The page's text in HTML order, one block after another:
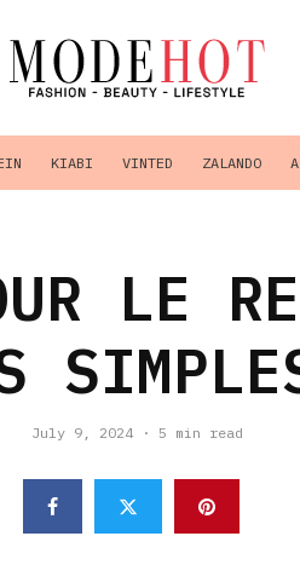
KIABI VINTED ZALANDO
LE
July 9, 2024 · 5 min read